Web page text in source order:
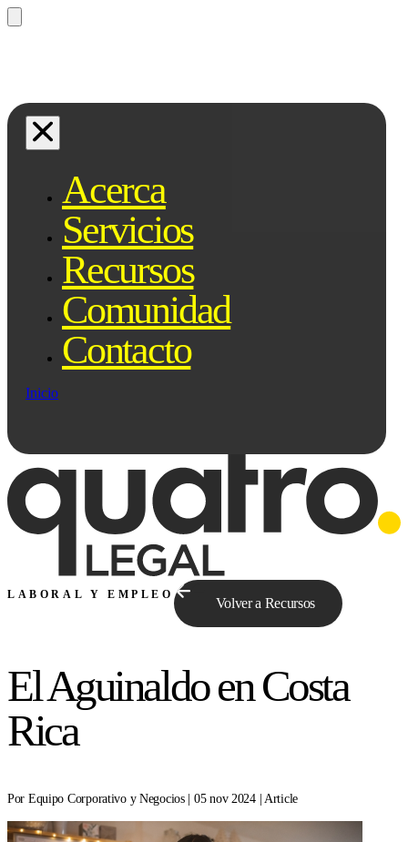
Preguntale a Qe...
Acerca
Servicios
Recursos
Comunidad
Contacto
Inicio
LABORAL Y EMPLEO
Volver a Recursos
El Aguinaldo en Costa
Rica
Por Equipo Corporativo y Negocios | 05 nov 2024 | Article